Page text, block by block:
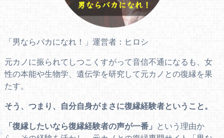
「男ならバカになれ！」運営者：ヒロシ
元カノに振られてしつこくすがって音信不通になるも、女
性の本能や生物学、遺伝学を研究して元カノとの復縁を果
たす。
そう、つまり、自分自身がまさに復縁経験者ということ。
「復縁したいなら復縁経験者の声が一番」
という理由か